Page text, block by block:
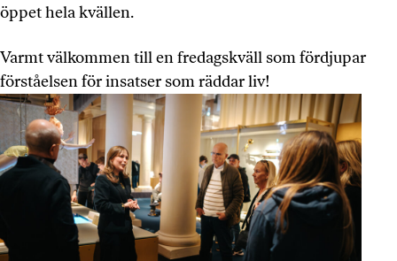
öppet hela kvällen.
Varmt välkommen till en fredagskväll som fördjupar
förståelsen för insatser som räddar liv!